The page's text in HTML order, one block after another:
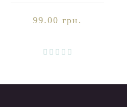
99.00 грн.